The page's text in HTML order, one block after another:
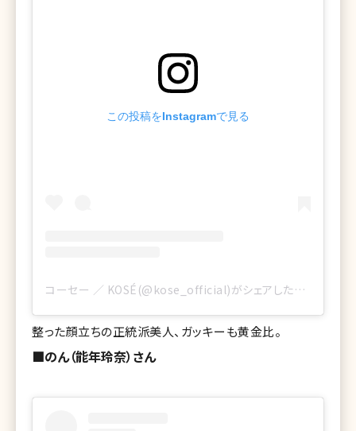
この投稿をInstagramで見る
コーセー ／ KOSÉ(@kose_official)がシェアした投稿
整った顔立ちの正統派美人、ガッキーも黄金比。
■のん（能年玲奈）さん